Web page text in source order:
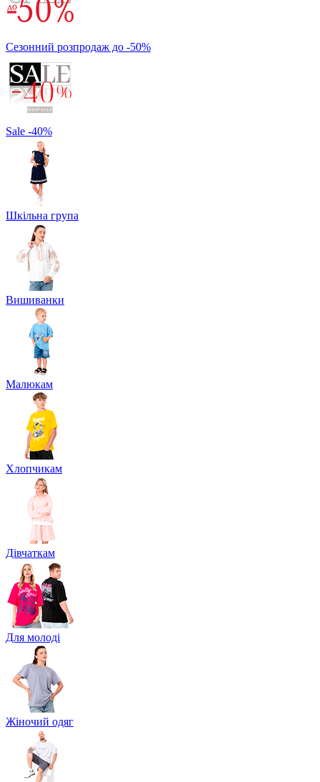
Сезонний розпродаж до -50%
Sale -40%
Шкільна група
Вишиванки
Малюкам
Хлопчикам
Дівчаткам
Для молоді
Жіночий одяг